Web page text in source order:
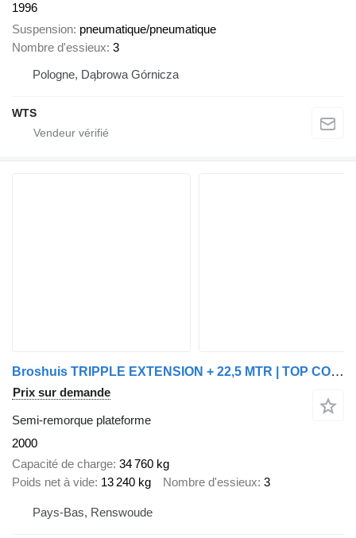
1996
Suspension pneumatique/pneumatique
Nombre d'essieux 3
Pologne, Dąbrowa Górnicza
WTS
Broshuis TRIPPLE EXTENSION + 22,5 MTR | TOP CONTITION | REMOTE CONTROL
Prix sur demande
Semi-remorque plateforme
2000
Capacité de charge 34 760 kg
Poids net à vide 13 240 kg Nombre d'essieux 3
Pays-Bas, Renswoude